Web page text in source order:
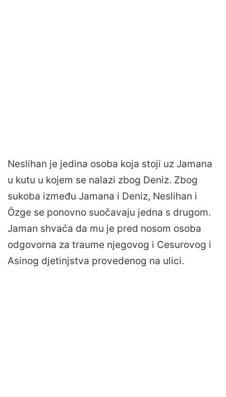
Neslihan je jedina osoba koja stoji uz Jamana
u kutu u kojem se nalazi zbog Deniz. Zbog
sukoba između Jamana i Deniz, Neslihan i
Özge se ponovno suočavaju jedna s drugom.
Jaman shvaća da mu je pred nosom osoba
odgovorna za traume njegovog i Cesurovog i
Asinog djetinjstva provedenog na ulici.